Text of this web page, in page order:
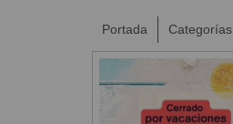
Portada Categorías